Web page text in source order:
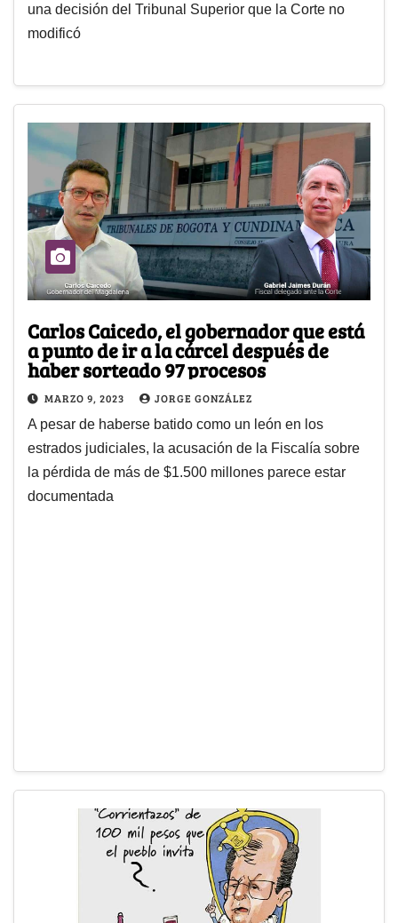
una decisión del Tribunal Superior que la Corte no
modificó
Carlos Caicedo, el gobernador que está
a punto de ir a la cárcel después de
haber sorteado 97 procesos
MARZO 9, 2023 JORGE GONZÁLEZ
A pesar de haberse batido como un león en los
estrados judiciales, la acusación de la Fiscalía sobre
la pérdida de más de $1.500 millones parece estar
documentada